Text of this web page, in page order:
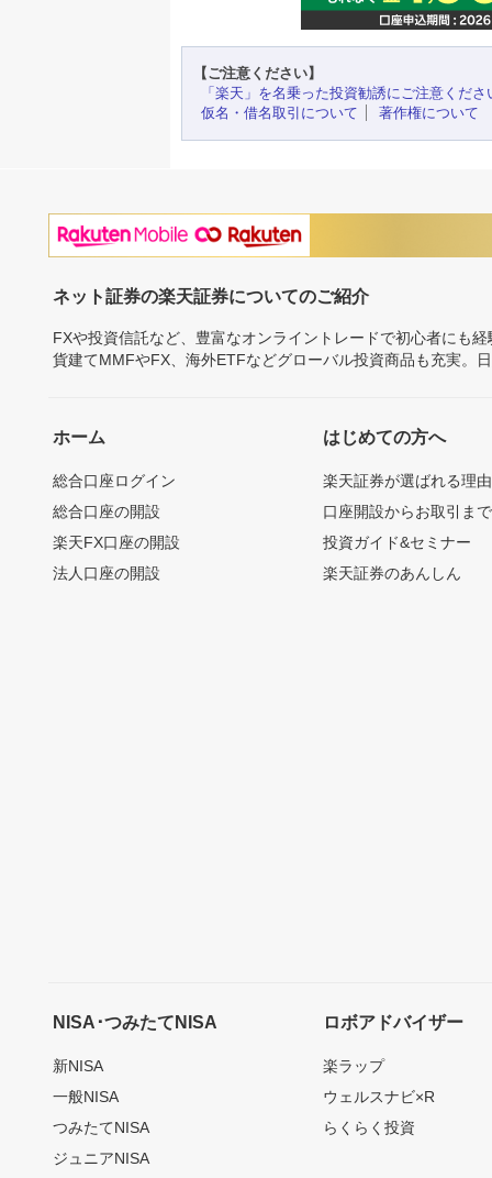
【ご注意ください】
「楽天」を名乗った投資勧誘にご注意くださ
仮名・借名取引について
著作権について
ネット証券の楽天証券についてのご紹介
FXや投資信託など、豊富なオンライントレードで初心者にも
貨建てMMFやFX、海外ETFなどグローバル投資商品も充実。
ホーム
総合口座ログイン
総合口座の開設
楽天FX口座の開設
法人口座の開設
はじめての方へ
楽天証券が選ばれる理由
口座開設からお取引ま
投資ガイド&セミナー
楽天証券のあんしん
NISA･つみたてNISA
新NISA
一般NISA
つみたてNISA
ジュニアNISA
ロボアドバイザー
楽ラップ
ウェルスナビ×R
らくらく投資